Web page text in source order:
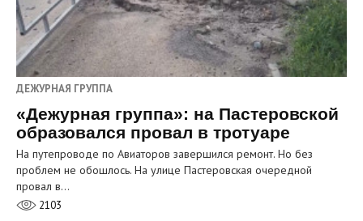
ДЕЖУРНАЯ ГРУППА
«Дежурная группа»: на Пастеровской
образовался провал в тротуаре
На путепроводе по Авиаторов завершился ремонт. Но без
проблем не обошлось. На улице Пастеровская очередной
провал в…
2103